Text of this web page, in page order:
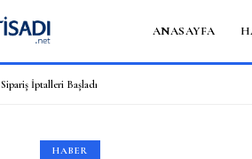
ANASAYFA
Sipariş İptalleri Başladı
HABER